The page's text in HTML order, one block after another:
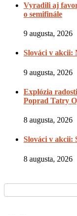
Vyradili aj
o semifinále
9 augusta, 2026
Slováci v akcii:
9 augusta, 2026
Explózia
Poprad Tatry
8 augusta, 2026
Slováci v akcii:
8 augusta, 2026